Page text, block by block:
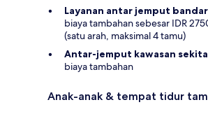
Layanan antar jemput
biaya tambahan sebesar IDR
(satu arah, maksimal 4 tamu)
Antar-jemput kawasan
biaya tambahan
Anak-anak & tempat tidur